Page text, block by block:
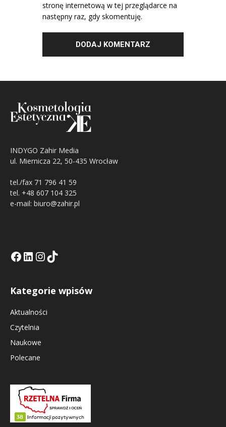
stronę internetową w tej przeglądarce na
następny raz, gdy skomentuję.
INDYGO Zahir Media
ul. Miernicza 22, 50-435 Wrocław
tel./fax 71 796 41 59
tel. +48 607 104 325
e-mail: biuro@zahir.pl
Facebook
LinkedIn
Tik Tok KEInstagramm KE
Kategorie wpisów
Aktualności
Czytelnia
Naukowe
Polecane